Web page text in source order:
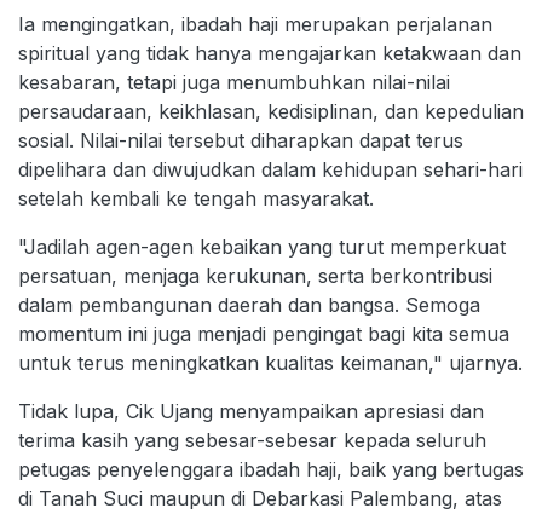
Ia mengingatkan, ibadah haji merupakan perjalanan
spiritual yang tidak hanya mengajarkan ketakwaan dan
kesabaran, tetapi juga menumbuhkan nilai-nilai
persaudaraan, keikhlasan, kedisiplinan, dan kepedulian
sosial. Nilai-nilai tersebut diharapkan dapat terus
dipelihara dan diwujudkan dalam kehidupan sehari-hari
setelah kembali ke tengah masyarakat.
"Jadilah agen-agen kebaikan yang turut memperkuat
persatuan, menjaga kerukunan, serta berkontribusi
dalam pembangunan daerah dan bangsa. Semoga
momentum ini juga menjadi pengingat bagi kita semua
untuk terus meningkatkan kualitas keimanan," ujarnya.
Tidak lupa, Cik Ujang menyampaikan apresiasi dan
terima kasih yang sebesar-sebesar kepada seluruh
petugas penyelenggara ibadah haji, baik yang bertugas
di Tanah Suci maupun di Debarkasi Palembang, atas